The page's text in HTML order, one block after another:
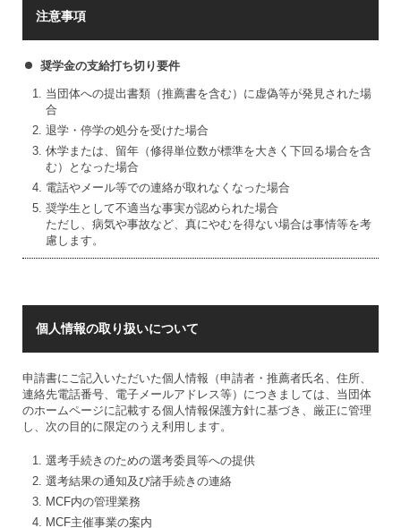
注意事項
奨学金の支給打ち切り要件
当団体への提出書類（推薦書を含む）に虚偽等が発見された場
合
退学・停学の処分を受けた場合
休学または、留年（修得単位数が標準を大きく下回る場合を含
む）となった場合
電話やメール等での連絡が取れなくなった場合
奨学生として不適当な事実が認められた場合
ただし、病気や事故など、真にやむを得ない場合は事情等を考
慮します。
個人情報の取り扱いについて
申請書にご記入いただいた個人情報（申請者・推薦者氏名、住所、
連絡先電話番号、電子メールアドレス等）につきましては、当団体
のホームページに記載する個人情報保護方針に基づき、厳正に管理
し、次の目的に限定のうえ利用します。
選考手続きのための選考委員等への提供
選考結果の通知及び諸手続きの連絡
MCF内の管理業務
MCF主催事業の案内